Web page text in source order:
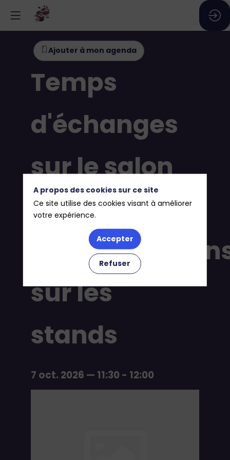
Ajouter à mon agenda
Temps
d'échanges
sur le salon
et
sur les
stands
7 oct. 2026—11:30- 12:00
A propos des cookies sur ce site
Ce site utilise des cookies visant à améliorer
votre expérience.
Accepter
Refuser